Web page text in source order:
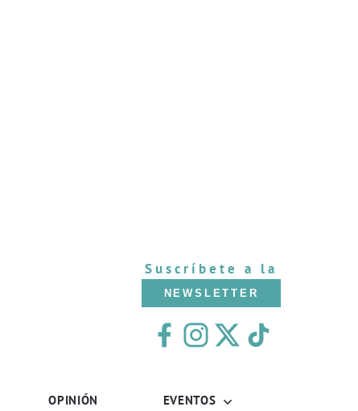
Suscríbete a la
NEWSLETTER
OPINIÓN EVENTOS